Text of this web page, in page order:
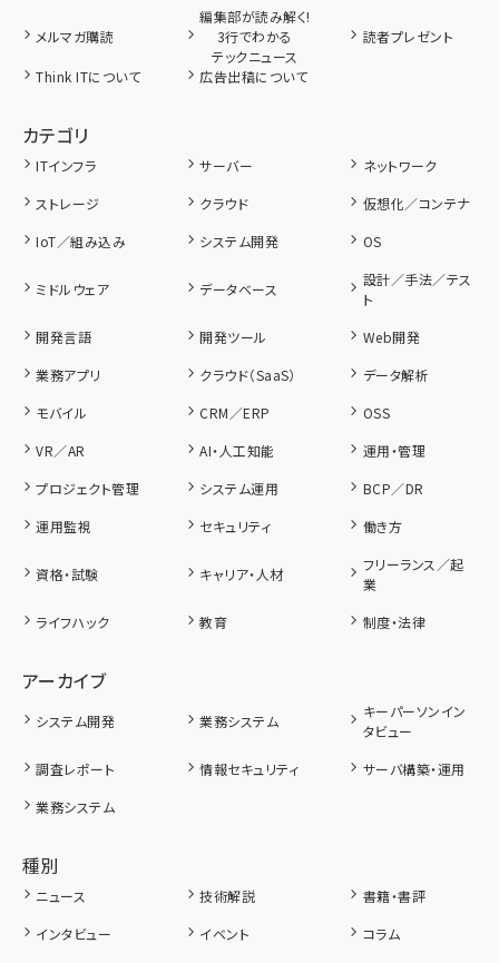
メルマガ購読
編集部が読み解く!
3行でわかる
テックニュース
読者プレゼント
Think ITについて 広告出稿について
カテゴリ
ITインフラ サーバー
ネットワーク
ストレージ
クラウド
仮想化／コンテナ
IoT／組み込み
システム開発 OS
ミドルウェア データベース
設計／手法／テス
ト
開発言語
開発ツール
Web開発
業務アプリ
クラウド（SaaS）
データ解析
モバイル
CRM／ERP
OSS
VR／AR
AI・人工知能
運用・管理
プロジェクト管理
システム運用
BCP／DR
運用監視
セキュリティ 働き方
資格・試験 キャリア・人材
フリーランス／起
業
ライフハック
教育 制度・法律
アーカイブ
システム開発 業務システム
キーパーソンイン
タビュー
調査レポート
情報セキュリティ
サーバ構築・運用
業務システム
種別
ニュース 技術解説
書籍・書評
インタビュー
イベント
コラム